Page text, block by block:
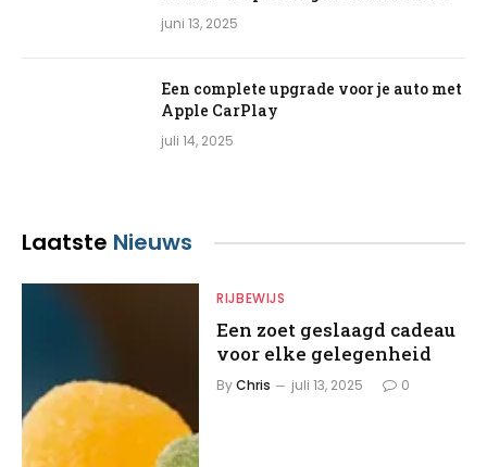
juni 13, 2025
Een complete upgrade voor je auto met
Apple CarPlay
juli 14, 2025
Laatste Nieuws
RIJBEWIJS
Een zoet geslaagd cadeau
voor elke gelegenheid
ByChris juli 13, 2025 0